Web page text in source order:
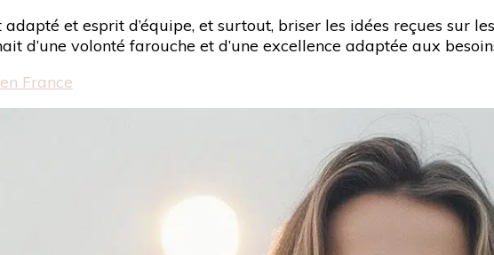
et esprit d’équipe, et surtout, briser les idées reçues sur
d’une volonté farouche et d’une excellence adaptée aux
France